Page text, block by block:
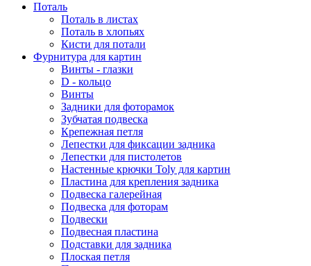
Поталь
Поталь в листах
Поталь в хлопьях
Кисти для потали
Фурнитура для картин
Винты - глазки
D - кольцо
Винты
Задники для фоторамок
Зубчатая подвеска
Крепежная петля
Лепестки для фиксации задника
Лепестки для пистолетов
Настенные крючки Toly для картин
Пластина для крепления задника
Подвеска галерейная
Подвеска для фоторам
Подвески
Подвесная пластина
Подставки для задника
Плоская петля